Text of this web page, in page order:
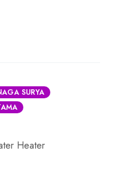
SURYA
Heater